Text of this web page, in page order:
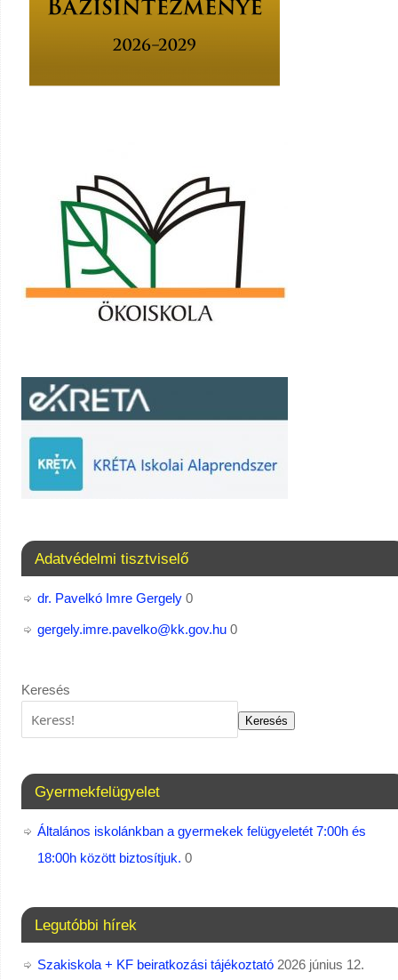
Adatvédelmi tisztviselő
dr. Pavelkó Imre Gergely0
gergely.imre.pavelko@kk.gov.hu0
Keresés
Keresés
Gyermekfelügyelet
Általános iskolánkban a gyermekek felügyeletét 7:00h és
18:00h között biztosítjuk. 0
Legutóbbi hírek
Szakiskola + KF beiratkozási tájékoztató 2026 június 12.